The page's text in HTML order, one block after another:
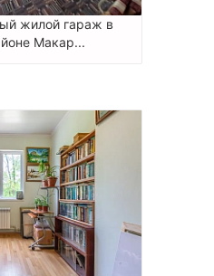
жилой гараж в
Макар...